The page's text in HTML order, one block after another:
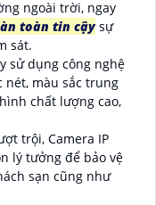
ngoài trời, ngay
toàn tin cậysự
sát.
sử dụng công nghệ
nét, màu sắc trung
chất lượng cao,
trội, Camera IP
lý tưởng để bảo vệ
sạn cũng như